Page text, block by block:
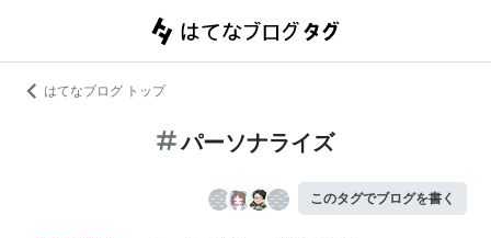
はてなブログ トップ
パーソナライズ
このタグでブログを書く